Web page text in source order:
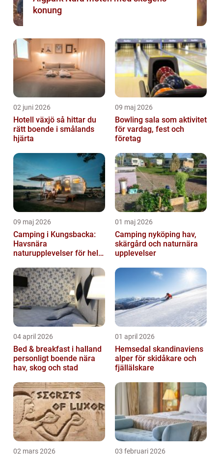
konung
02 juni 2026
Hotell växjö så hittar du
rätt boende i smålands
hjärta
09 maj 2026
Bowling sala som aktivitet
för vardag, fest och
företag
09 maj 2026
Camping i Kungsbacka:
Havsnära
naturupplevelser för hela
01 maj 2026
Camping nyköping hav,
skärgård och naturnära
upplevelser
04 april 2026
Bed & breakfast i halland
personligt boende nära
hav, skog och stad
01 april 2026
Hemsedal skandinaviens
alper för skidåkare och
fjällälskare
02 mars 2026 03 februari 2026